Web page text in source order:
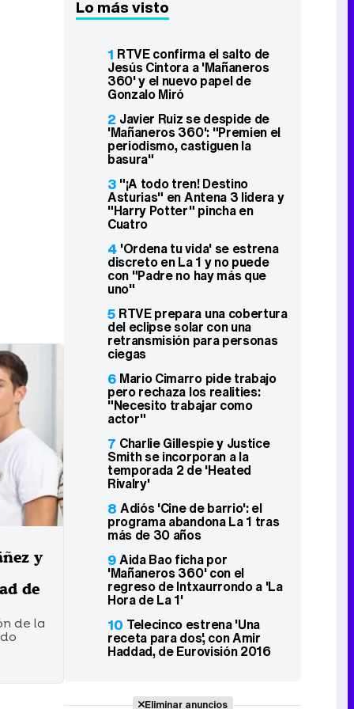
y
de
de la
Lo más visto
1 RTVE confirma el salto de
Jesús Cintora a 'Mañaneros
360' y el nuevo papel de
Gonzalo Miró
2 Javier Ruiz se despide de
'Mañaneros 360': "Premien el
periodismo, castiguen la
basura"
3 "¡A todo tren! Destino
Asturias" en Antena 3 lidera y
"Harry Potter" pincha en
Cuatro
4 'Ordena tu vida' se estrena
discreto en La 1 y no puede
con "Padre no hay más que
uno"
5 RTVE prepara una cobertura
del eclipse solar con una
retransmisión para personas
ciegas
6 Mario Cimarro pide trabajo
pero rechaza los realities:
"Necesito trabajar como
actor"
7 Charlie Gillespie y Justice
Smith se incorporan a la
temporada 2 de 'Heated
Rivalry'
8 Adiós 'Cine de barrio': el
programa abandona La 1 tras
más de 30 años
9Aida Bao ficha por
'Mañaneros 360' con el
regreso de Intxaurrondo a 'La
Hora de La 1'
10 Telecinco estrena 'Una
receta para dos', con Amir
Haddad, de Eurovisión 2016
Eliminar anuncios